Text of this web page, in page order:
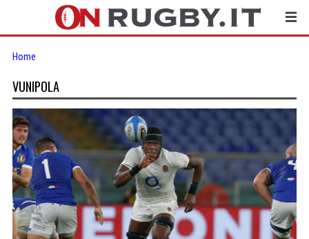
Home
VUNIPOLA